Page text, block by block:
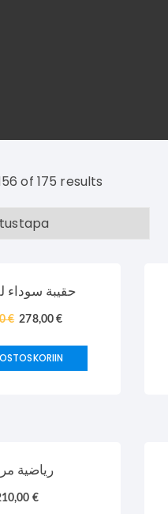
of 175 results
حقيبة سوداء
€ 278,00€
رياضية
€